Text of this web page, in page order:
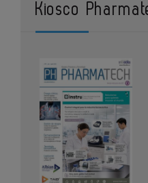
Kiosco